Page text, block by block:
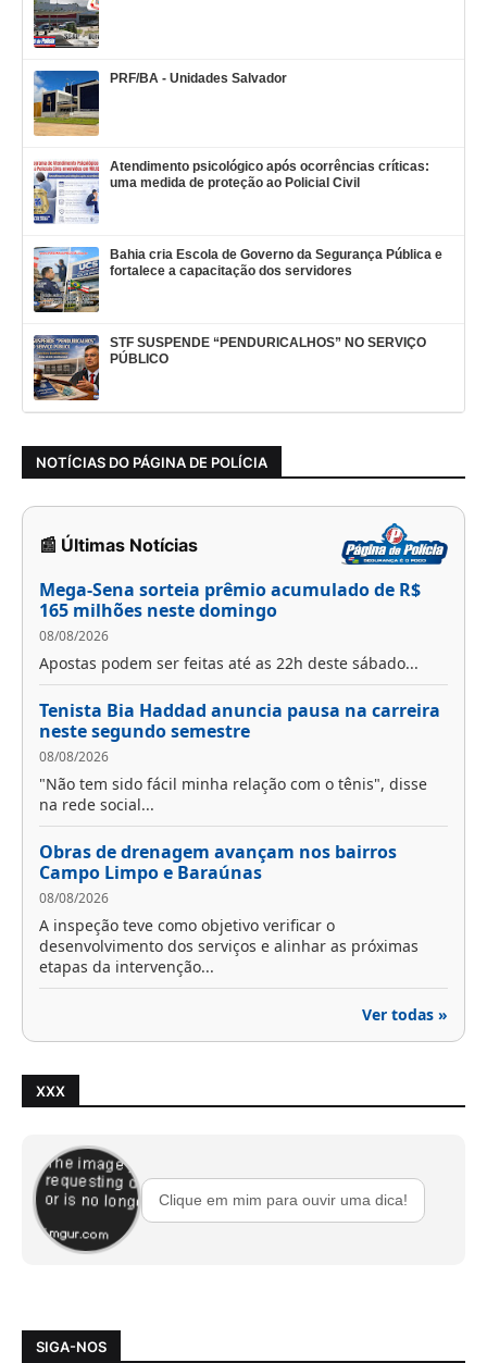
PRF/BA - Unidades Salvador
Atendimento psicológico após ocorrências críticas:
uma medida de proteção ao Policial Civil
Bahia cria Escola de Governo da Segurança Pública e
fortalece a capacitação dos servidores
STF SUSPENDE “PENDURICALHOS” NO SERVIÇO
PÚBLICO
NOTÍCIAS DO PÁGINA DE POLÍCIA
📰 Últimas Notícias
Mega-Sena sorteia prêmio acumulado de R$
165 milhões neste domingo
08/08/2026
Apostas podem ser feitas até as 22h deste sábado...
Tenista Bia Haddad anuncia pausa na carreira
neste segundo semestre
08/08/2026
"Não tem sido fácil minha relação com o tênis", disse
na rede social...
Obras de drenagem avançam nos bairros
Campo Limpo e Baraúnas
08/08/2026
A inspeção teve como objetivo verificar o
desenvolvimento dos serviços e alinhar as próximas
etapas da intervenção...
Ver todas »
XXX
Clique em mim para ouvir uma dica!
SIGA-NOS